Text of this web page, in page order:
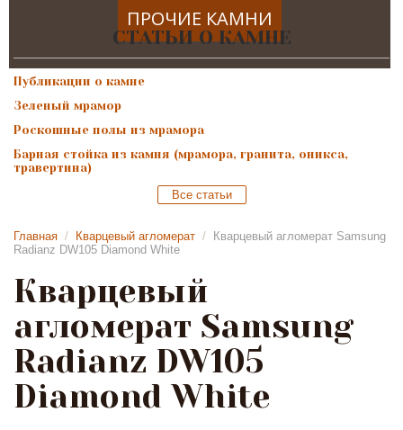
ПРОЧИЕ КАМНИ
СТАТЬИ О КАМНЕ
Публикации о камне
Зеленый мрамор
Роскошные полы из мрамора
Барная стойка из камня (мрамора, гранита, оникса,
травертина)
Все статьи
Главная / Кварцевый агломерат /
Кварцевый агломерат Samsung
Radianz DW105 Diamond White
Кварцевый
агломерат Samsung
Radianz DW105
Diamond White